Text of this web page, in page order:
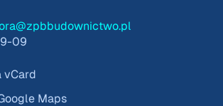
09
vCard
Maps